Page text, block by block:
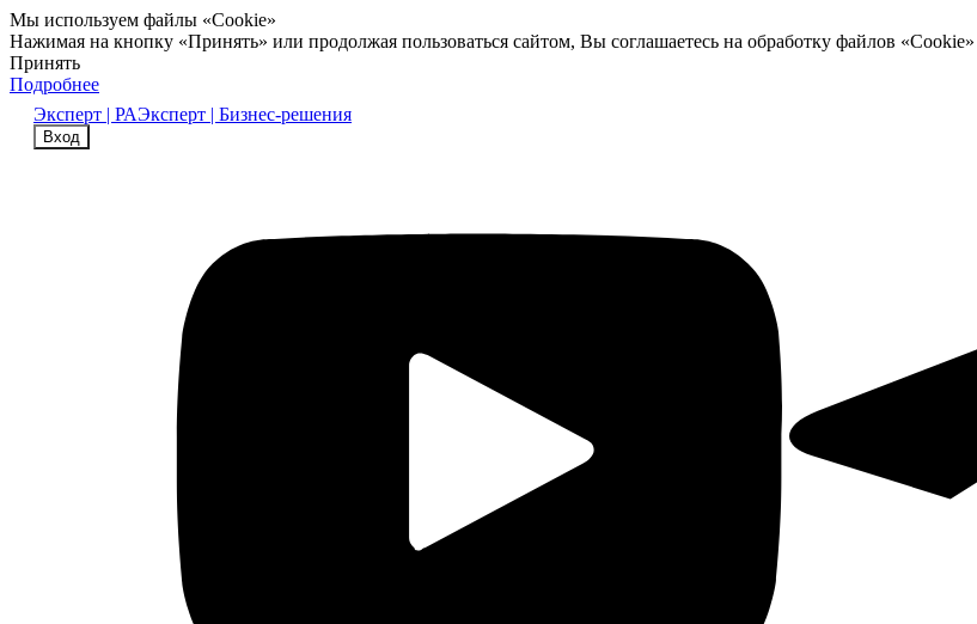
Мы используем файлы «Cookie»
Нажимая на кнопку «Принять» или продолжая пользоваться сайтом, Вы соглашаетесь на обработку файлов
Принять
Подробнее
Эксперт | РАЭксперт | Бизнес-решения
Вход